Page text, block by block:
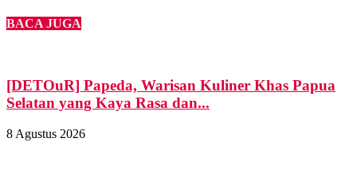
BACA JUGA
[DETOuR] Papeda, Warisan Kuliner Khas Papua
Selatan yang Kaya Rasa dan...
8 Agustus 2026